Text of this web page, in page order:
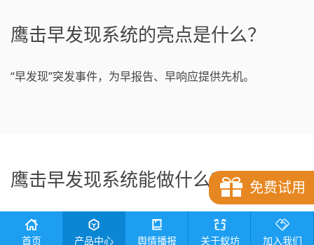
鹰击早发现系统的亮点是什么？
“早发现”突发事件，为早报告、早响应提供先机。
鹰击早发现系统能做什么？ 免费试用
首页 产品中心 舆情播报 关于蚁坊 加入我们